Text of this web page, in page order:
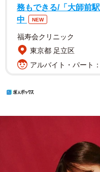
務もできる/「大師前
中
NEW
福寿会クリニック
東京都 足立区
アルバイト・パート